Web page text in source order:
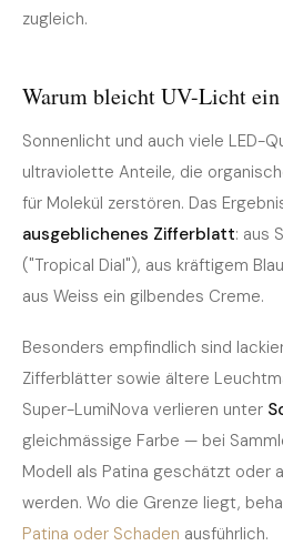
zugleich.
Warum bleicht UV-Licht
Sonnenlicht und auch viele LED-
ultraviolette Anteile, die
für Molekül zerstören. Das
ausgeblichenes Zifferblatt: aus
("Tropical Dial"), aus kräftigem
aus Weiss ein gilbendes Creme.
Besonders empfindlich sind
Zifferblätter sowie ältere
Super-LumiNova verlieren unter
gleichmässige Farbe — bei
Modell als Patina geschätzt oder
werden. Wo die Grenze liegt,
Patina oder Schaden ausführlich.